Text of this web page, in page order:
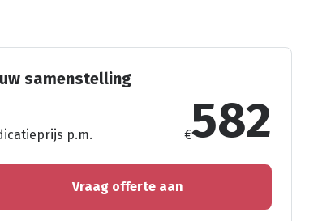
samenstelling
p.m. €582
Vraag offerte aan